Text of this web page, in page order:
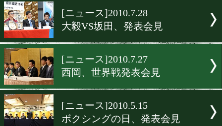
第32回チャンカン発表会見
[ニュース]2010.8.30
李冽理、世界発表会見
[ニュース]2010.8.8